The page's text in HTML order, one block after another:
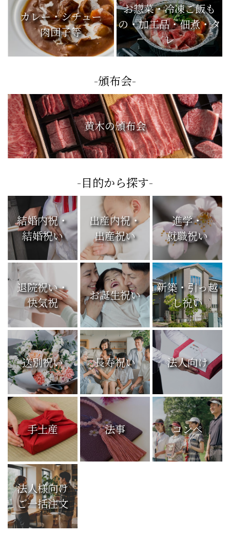
カレー・シチュー
肉団子等
お惣菜・冷凍ご飯も
の・加工品・佃煮・タ
レ
-頒布会-
黄木の頒布会
-目的から探す-
結婚内祝・
結婚祝い
出産内祝・
出産祝い
進学・
就職祝い
退院祝い・
快気祝
お誕生祝い
新築・引っ越
し祝い
送別祝い 長寿祝い 法人向け
手土産 法事 コンペ
法人様向け
ご一括注文